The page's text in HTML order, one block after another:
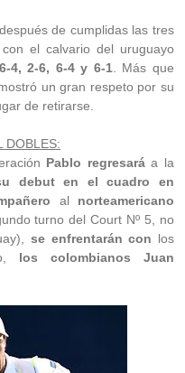
de cumplidas las tres
el calvario del uruguayo
4, 2-6, 6-4 y 6-1 . Más que
un gran respeto por su
de retirarse.
DOBLES:
Pablo regresaráa la
debut en el cuadro en
al norteamericano
turno del Court Nº 5, no
se enfrentarán con los
los colombianos Juan